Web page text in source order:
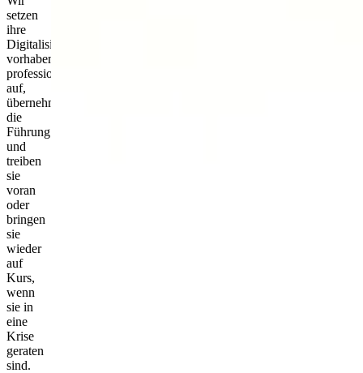
setzen
ihre
Digitalisierungs­
vorhaben
professionell­
auf,
übernehmen
die
Führung
und
treiben
sie
voran
oder
bringen
sie
wieder
auf
Kurs,
wenn
sie in
eine
Krise
geraten
sind.